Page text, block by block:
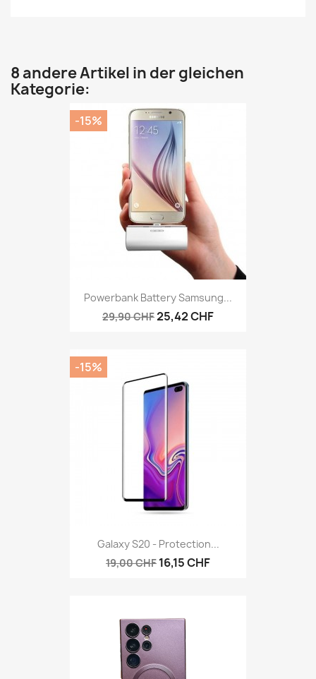
8 andere Artikel in der gleichen
Kategorie:
Powerbank Battery Samsung...
29,90 CHF25,42 CHF
-15%
Galaxy S20 - Protection...
19,00 CHF 16,15 CHF
-15%